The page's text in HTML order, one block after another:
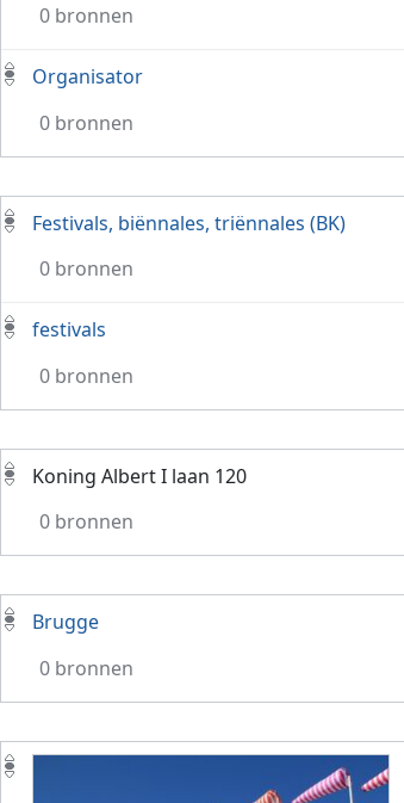
0 bronnen
Organisator
0 bronnen
Festivals, biënnales, triënnales (BK)
0 bronnen
festivals
0 bronnen
Koning Albert I laan 120
0 bronnen
Brugge
0 bronnen